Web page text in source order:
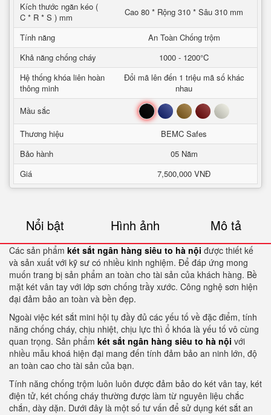
Kích thước ngăn kéo (
C * R * S ) mm
Cao 80 * Rộng 310 * Sâu 310 mm
Tính năng
An Toàn Chống trộm
Khả năng chống cháy
1000 - 1200°C
Hệ thống khóa liên hoàn
thông minh
Đổi mã lên đến 1 triệu mã số khác
nhau
Mầu sắc
Đen Xanh Nâu Đỏ Trắng
Thương hiệu
BEMC Safes
Bảo hành
05 Năm
Giá
7,500,000 VNĐ
Nổi bật Hình ảnh Mô tả
Các sản phẩm két sắt ngân hàng siêu to hà nội được thiết kế
và sản xuất với kỹ sư có nhiều kinh nghiệm. Để đáp ứng mong
muốn trang bị sản phẩm an toàn cho tài sản của khách hàng. Bề
mặt két vân tay với lớp sơn chống trầy xước. Công nghệ sơn hiện
đại đảm bảo an toàn và bền đẹp.
Ngoài việc két sắt mini hội tụ đầy đủ các yếu tố về đặc điểm, tính
năng chống cháy, chịu nhiệt, chịu lực thì ổ khóa là yếu tố vô cùng
quan trọng. Sản phẩm két sắt ngân hàng siêu to hà nội với
nhiều mẫu khoá hiện đại mang đến tính đảm bảo an ninh lớn, độ
an toàn cao cho tài sản của bạn.
Tính năng chống trộm luôn luôn được đảm bảo do két vân tay, két
điện tử, két chống cháy thường được làm từ nguyên liệu chắc
chắn, dày dặn. Dưới đây là một số tư vấn để sử dụng két sắt an